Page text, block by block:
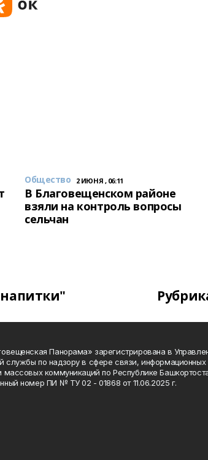
Общество 2 ИЮНЯ , 06:11
В Благовещенском районе
взяли на контроль вопросы
сельчан
Панорама» зарегистрирована в
службы по надзору в сфере связи, информационных
массовых коммуникаций по Республике
номер ПИ № ТУ 02 - 01868 от 11.06.2025 г.